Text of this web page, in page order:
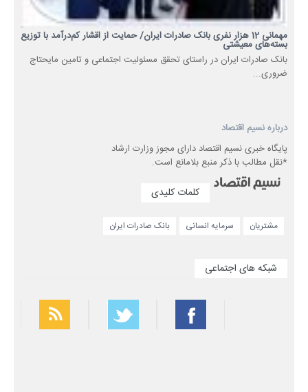
مهمانی 12 هزار نفری بانک صادرات ایران/ حمایت از اقشار کم‌درآمد با توزیع
بسته‌های معیشتی
​بانک صادرات ایران در راستای تحقق مسئولیت اجتماعی و تامین مایحتاج
ضروری...
درباره نسیم اقتصاد
پایگاه خبری نسیم اقتصاد دارای مجوز وزارت ارشاد
*نقل مطالب با ذکر منبع بلامانع است.
کلمات کلیدی
مشتریان سرمایه انسانی بانک صادرات ایران
شبکه های اجتماعی